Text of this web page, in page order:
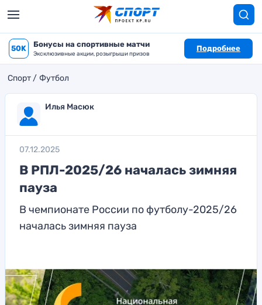
50K Бонусы на спортивные матчи
Эксклюзивные акции, розыгрыши призов
Подробнее
Спорт Футбол
Илья Масюк
07.12.2025
В РПЛ-2025/26 началась зимняя
пауза
В чемпионате России по футболу-2025/26
началась зимняя пауза